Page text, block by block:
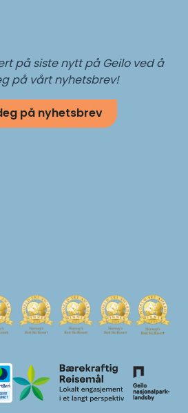
på siste nytt på Geilo ved å
på vårt nyhetsbrev!
på nyhetsbrev